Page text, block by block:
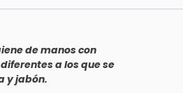
de manos con
a los que se
y jabón.